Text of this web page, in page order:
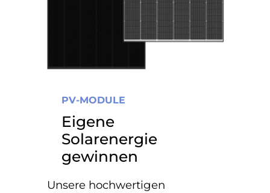
PV-MODULE
Eigene
Solarenergie
gewinnen
Unsere hochwertigen